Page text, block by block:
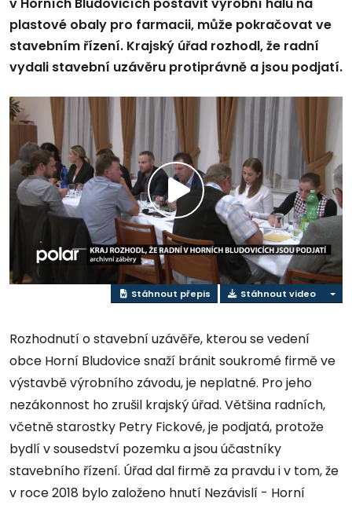
v Horních Bludovicích postavit výrobní halu na
plastové obaly pro farmacii, může pokračovat ve
stavebním řízení. Krajský úřad rozhodl, že radní
vydali stavební uzávěru protiprávně a jsou podjatí.
Přehrát
video
Stáhnout přepis Stáhnout video
Rozhodnutí o stavební uzávěře, kterou se vedení
obce Horní Bludovice snaží bránit soukromé firmě ve
výstavbě výrobního závodu, je neplatné. Pro jeho
nezákonnost ho zrušil krajský úřad. Většina radních,
včetně starostky Petry Fickové, je podjatá, protože
bydlí v sousedství pozemku a jsou účastníky
stavebního řízení. Úřad dal firmě za pravdu i v tom, že
v roce 2018 bylo založeno hnutí Nezávislí - Horní